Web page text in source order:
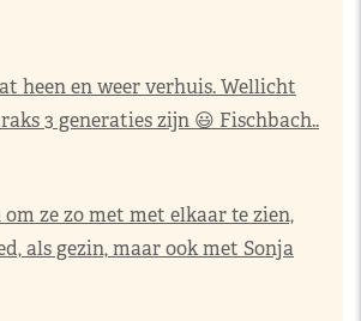
heen en weer verhuis. Wellicht
3 generaties zijn 😃 Fischbach..
ze zo met met elkaar te zien,
als gezin, maar ook met Sonja